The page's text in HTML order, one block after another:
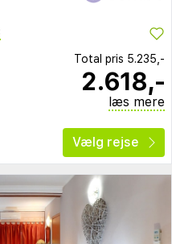
Total pris 5.235,-
2.618,-
læs mere
Vælg rejse